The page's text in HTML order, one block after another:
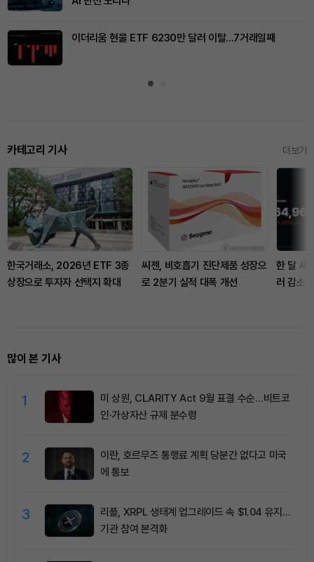
이더리움 현물 ETF 6230만 달러 이탈...7거래일째
카테고리 기사 더보기
한국거래소, 2026년 ETF 3종
상장으로 투자자 선택지 확대
씨젠, 비호흡기 진단제품 성장으
로 2분기 실적 대폭 개선
한 달 새
러 감소
많이 본 기사
1
미 상원, CLARITY Act 9월 표결 수순…비트코
인·가상자산 규제 분수령
2
이란, 호르무즈 통행료 계획 당분간 없다고 미국
에 통보
3
리플, XRPL 생태계 업그레이드 속 $1.04 유지…
기관 참여 본격화